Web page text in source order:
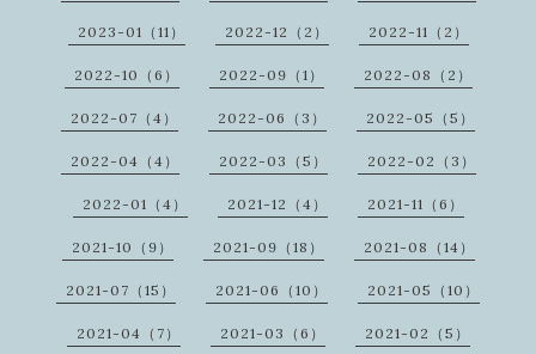
2023-01（11） 2022-12（2） 2022-11（2）
2022-10（6） 2022-09（1） 2022-08（2）
2022-07（4） 2022-06（3） 2022-05（5）
2022-04（4） 2022-03（5） 2022-02（3）
2022-01（4） 2021-12（4） 2021-11（6）
2021-10（9） 2021-09（18） 2021-08（14）
2021-07（15） 2021-06（10） 2021-05（10）
2021-04（7） 2021-03（6） 2021-02（5）